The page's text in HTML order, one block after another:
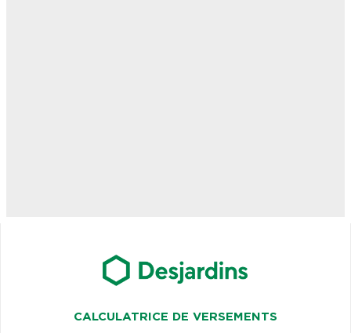
CALCULATRICE DE VERSEMENTS